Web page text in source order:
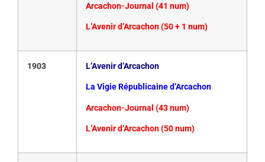
Arcachon-Journal (41 num)
L’Avenir d’Arcachon (50 + 1 num)
1903 L’Avenir d’Arcachon
La Vigie Républicaine d’Arcachon
Arcachon-Journal (43 num)
L’Avenir d’Arcachon (50 num)